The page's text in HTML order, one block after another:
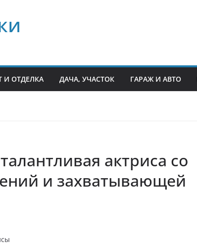
И ОТДЕЛКА ДАЧА, УЧАСТОК ГАРАЖ И АВТО
актриса со
и захватывающей